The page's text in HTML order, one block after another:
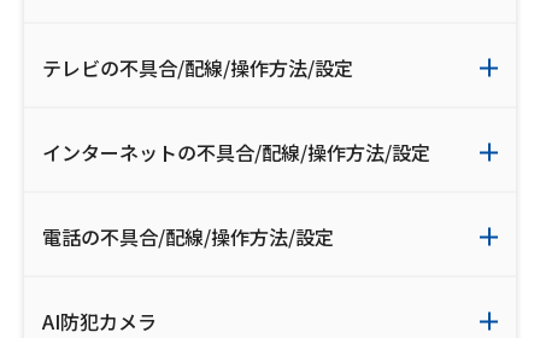
テレビの不具合/配線/操作方法/設定
インターネットの不具合/配線/操作方法/設定
電話の不具合/配線/操作方法/設定
AI防犯カメラ